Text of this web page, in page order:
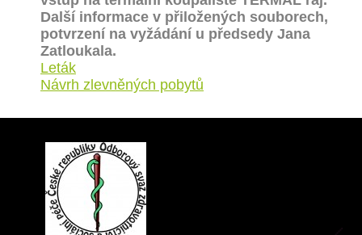
Další informace v přiložených souborech,
potvrzení na vyžádání u předsedy Jana
Zatloukala.
Leták
Návrh zlevněných pobytů